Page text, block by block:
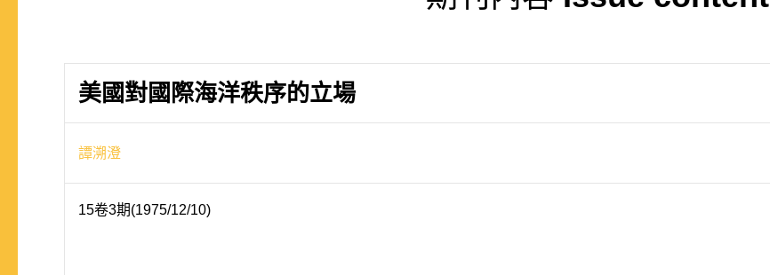
美國對國際海洋秩序的立場
譚溯澄
15卷3期(1975/12/10)